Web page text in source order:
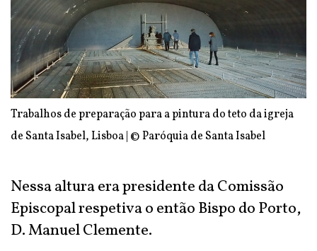
Trabalhos de preparação para a pintura do teto da igreja
de Santa Isabel, Lisboa | © Paróquia de Santa Isabel
Nessa altura era presidente da Comissão
Episcopal respetiva o então Bispo do Porto,
D. Manuel Clemente.